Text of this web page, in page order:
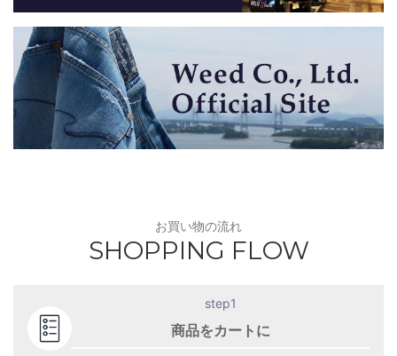
お買い物の流れ
SHOPPING FLOW
step1
商品をカートに